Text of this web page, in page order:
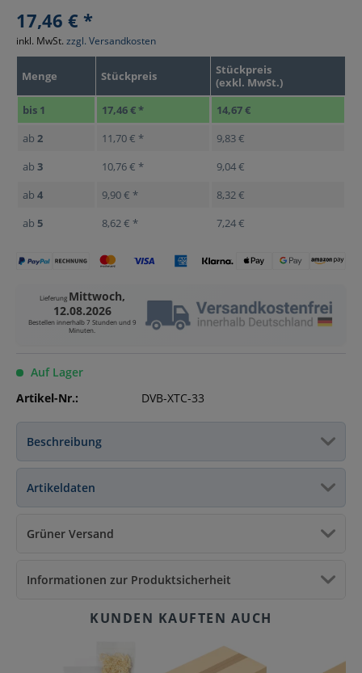
17,46 € *
Menge Stückpreis
Stückpreis
(exkl. MwSt.)
bis 1 17,46 € *
14,67 €
ab 2 11,70 € *
9,83 €
ab 3 10,76 € *
9,04 €
ab 4 9,90 € *
8,32 €
ab 5 8,62 € * 7,24 €
inkl. MwSt. zzgl. Versandkosten
Lieferung Mittwoch,
12.08.2026
Bestellen innerhalb7 Stunden und 9
Minuten.
Auf Lager
Artikel-Nr.:
DVB-XTC-33
Beschreibung
Artikeldaten
Grüner Versand
Informationen zur Produktsicherheit